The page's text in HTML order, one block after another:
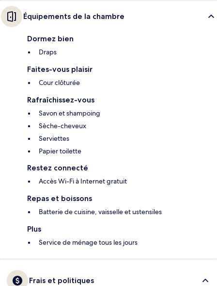
Équipements de la chambre
Dormez bien
Draps
Faites-vous plaisir
Cour clôturée
Rafraîchissez-vous
Savon et shampoing
Sèche-cheveux
Serviettes
Papier toilette
Restez connecté
Accès Wi-Fi à Internet gratuit
Repas et boissons
Batterie de cuisine, vaisselle et ustensiles
Plus
Service de ménage tous les jours
Frais et politiques